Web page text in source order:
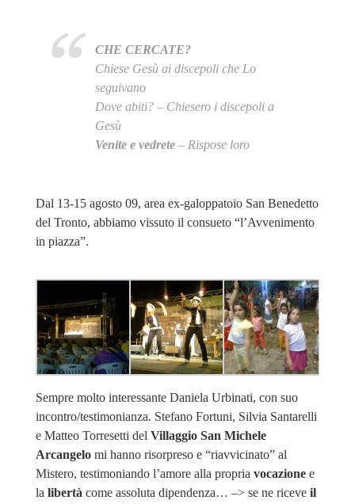
CHE CERCATE?
Chiese Gesù ai discepoli che Lo
seguivano
Dove abiti? – Chiesero i discepoli a
Gesù
Venite e vedrete– Rispose loro
Dal 13-15 agosto 09, area ex-galoppatoio San Benedetto
del Tronto, abbiamo vissuto il consueto “l’Avvenimento
in piazza”.
Sempre molto interessante Daniela Urbinati, con suo
incontro/testimonianza. Stefano Fortuni, Silvia Santarelli
e Matteo Torresetti del Villaggio San Michele
Arcangelomi hanno risorpreso e “riavvicinato” al
Mistero, testimoniando l’amore alla propria vocazionee
la libertà come assoluta dipendenza… –> se ne riceve il